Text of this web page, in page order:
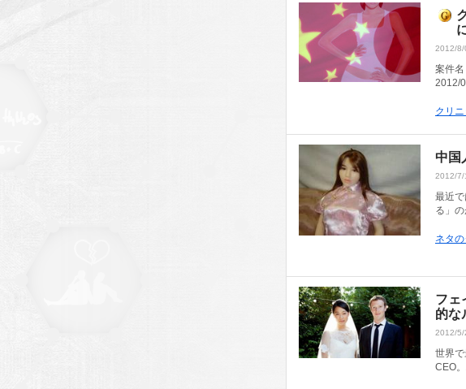
2012/8/
2012/
クリニ
中国
2012/7/
最近
る」
ネタ
フェ
的な
2012/5/
世界
CEO